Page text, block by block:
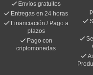
Envíos gratuitos
Entregas en 24 horas
Financiación / Pago a
plazos
Pago con
criptomonedas